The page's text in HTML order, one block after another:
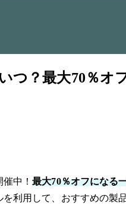
つ？最大70％オ
催中！最大70％オフになる
利用して、おすすめの製